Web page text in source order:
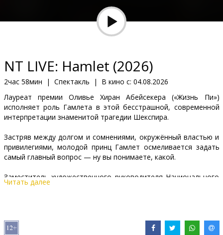
Клуб
NT LIVE: Hamlet (2026)
2час 58мин | Спектакль | В кино с: 04.08.2026
Лауреат премии Оливье Хиран Абейсекера («Жизнь Пи»)
исполняет роль Гамлета в этой бесстрашной, современной
интерпретации знаменитой трагедии Шекспира.
Застряв между долгом и сомнениями, окружённый властью и
привилегиями, молодой принц Гамлет осмеливается задать
самый главный вопрос — ну вы понимаете, какой.
Заместитель художественного руководителя Национального
театра Роберт Хасти («На краю неба», «Операция “Фарш”»)
Постановки транслируются на английском языке с
Читать далее